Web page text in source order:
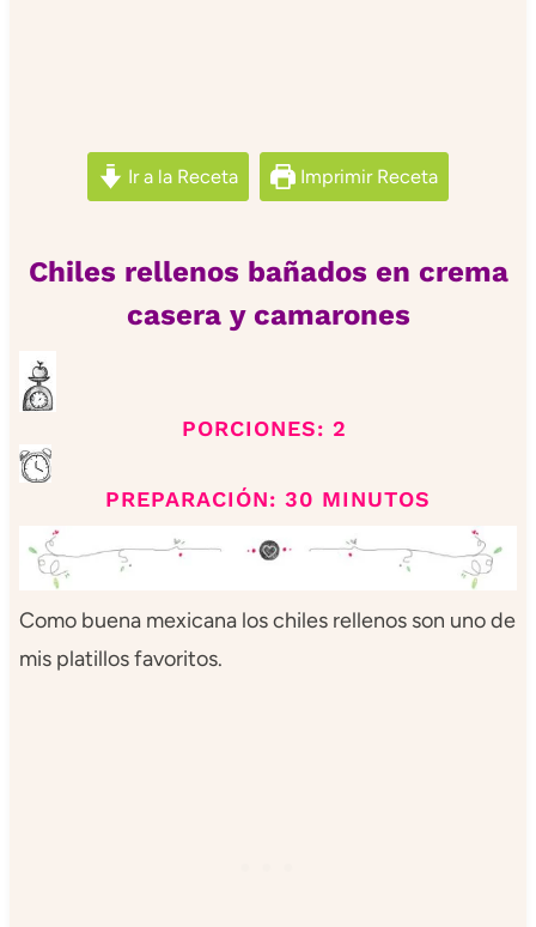
Ir a la Receta Imprimir Receta
Chiles rellenos bañados en crema
casera y camarones
PORCIONES: 2
PREPARACIÓN: 30 MINUTOS
Como buena mexicana los chiles rellenos son uno de
mis platillos favoritos.